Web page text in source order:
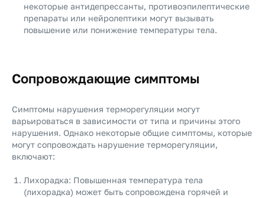
некоторые антидепрессанты, противоэпилептические
препараты или нейролептики могут вызывать
повышение или понижение температуры тела.
Сопровождающие симптомы
Симптомы нарушения терморегуляции могут
варьироваться в зависимости от типа и причины этого
нарушения. Однако некоторые общие симптомы, которые
могут сопровождать нарушение терморегуляции,
включают:
Лихорадка: Повышенная температура тела
(лихорадка) может быть сопровождена горячей и